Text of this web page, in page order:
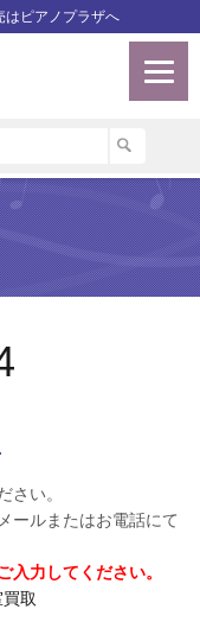
はピアノプラザへ
さい。
ールまたはお電話にて
入力してください。
取